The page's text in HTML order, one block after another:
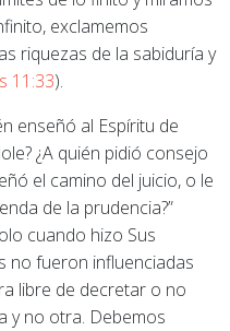
exclamemos
riquezas de la sabiduría y
11:33).
enseñó al Espíritu de
¿A quién pidió consejo
el camino del juicio, o le
de la prudencia?”
cuando hizo Sus
no fueron influenciadas
libre de decretar o no
y no otra. Debemos